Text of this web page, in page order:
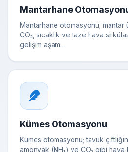
Mantarhane
Mantarhane otomasyonu; mantar
CO₂, sıcaklık ve taze hava
gelişim aşam…
Kümes Otomasyonu
Kümes otomasyonu; tavuk
amonyak (NH₃) ve CO₂ gibi hava